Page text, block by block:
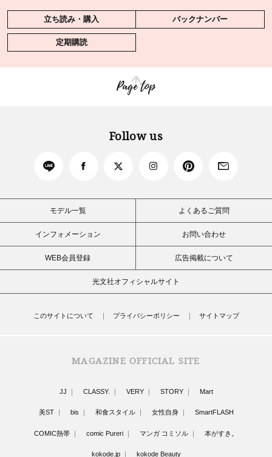
立ち読み・購入 バックナンバー
定期購読
Page top
Follow us
モデル一覧 よくあるご質問
インフォメーション お問い合わせ
WEB会員登録 広告掲載について
光文社オフィシャルサイト
このサイトについて プライバシーポリシー サイトマップ
MAGAZINE OFFICIAL SITE
JJ CLASSY. VERY STORY Mart
美ST bis 和食スタイル 女性自身 SmartFLASH
COMIC熱帯 comic Pureri マンガ コミソル 本がすき。
kokode.jp kokode Beauty